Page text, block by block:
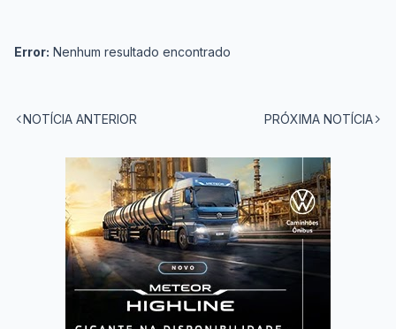
Error: Nenhum resultado encontrado
NOTÍCIA ANTERIOR PRÓXIMA NOTÍCIA